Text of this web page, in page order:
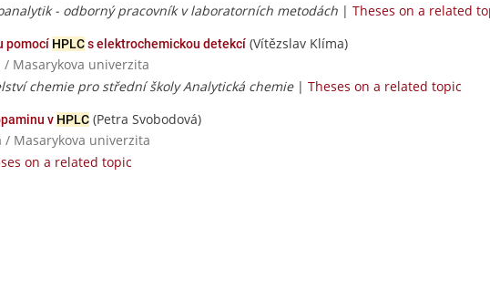
- odborný pracovník v laboratorních metodách | Theses on a related
pomocí HPLCs elektrochemickou detekcí (Vítězslav Klíma)
Masarykova univerzita
chemie pro střední školy Analytická chemie| Theses on a related topic
v HPLC (Petra Svobodová)
/ Masarykova univerzita
on a related topic